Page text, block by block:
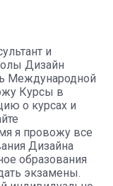
и
Дизайн
Международной
Курсы в
о курсах и
я провожу все
Дизайна
образования
экзамены.